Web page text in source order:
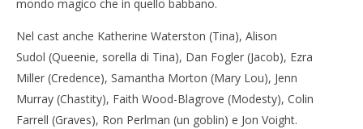
mondo magico che in quello babbano.
Nel cast anche Katherine Waterston (Tina), Alison
Sudol (Queenie, sorella di Tina), Dan Fogler (Jacob), Ezra
Miller (Credence), Samantha Morton (Mary Lou), Jenn
Murray (Chastity), Faith Wood-Blagrove (Modesty), Colin
Farrell (Graves), Ron Perlman (un goblin) e Jon Voight.